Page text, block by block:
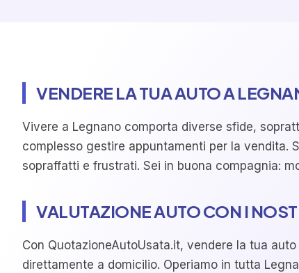
VENDERE LA TUA AUTO A
Vivere a Legnano comporta diverse sfide,
complesso gestire appuntamenti per la vendita.
sopraffatti e frustrati. Sei in buona compagnia:
VALUTAZIONE AUTO CON I
Con QuotazioneAutoUsata.it, vendere la tua
direttamente a domicilio. Operiamo in tutta